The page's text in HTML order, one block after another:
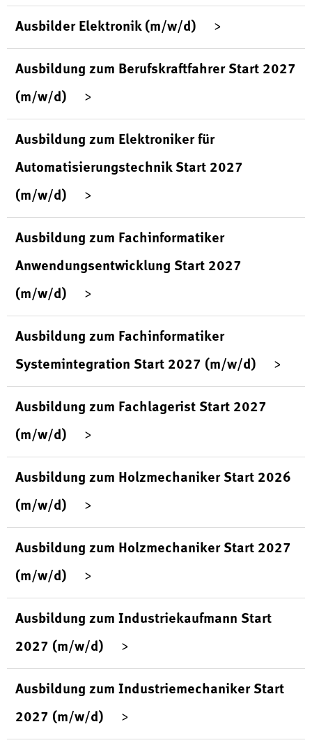
Ausbilder Elektronik (m/w/d)
Ausbildung zum Berufskraftfahrer Start 2027
(m/w/d)
Ausbildung zum Elektroniker für
Automatisierungstechnik Start 2027
(m/w/d)
Ausbildung zum Fachinformatiker
Anwendungsentwicklung Start 2027
(m/w/d)
Ausbildung zum Fachinformatiker
Systemintegration Start 2027 (m/w/d)
Ausbildung zum Fachlagerist Start 2027
(m/w/d)
Ausbildung zum Holzmechaniker Start 2026
(m/w/d)
Ausbildung zum Holzmechaniker Start 2027
(m/w/d)
Ausbildung zum Industriekaufmann Start
2027 (m/w/d)
Ausbildung zum Industriemechaniker Start
2027 (m/w/d)